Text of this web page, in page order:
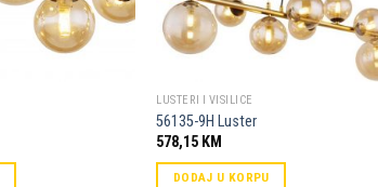
LUSTERI I VISILICE
56135-9H Luster
578,15 KM
DODAJ U KORPU